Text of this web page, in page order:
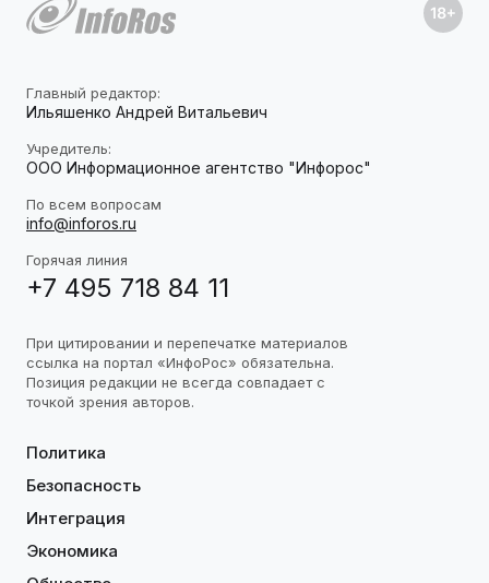
Главный редактор:
Ильяшенко Андрей Витальевич
Учредитель:
ООО Информационное агентство "Инфорос"
По всем вопросам
info@inforos.ru
Горячая линия
+7 495 718 84 11
При цитировании и перепечатке материалов
ссылка на портал «ИнфоРос» обязательна.
Позиция редакции не всегда совпадает с
точкой зрения авторов.
Политика
Безопасность
Интеграция
Экономика